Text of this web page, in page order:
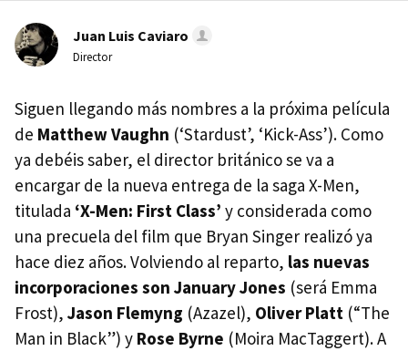
Juan Luis Caviaro
Director
Siguen llegando más nombres a la próxima película
de Matthew Vaughn (‘Stardust’, ‘Kick-Ass’). Como
ya debéis saber, el director británico se va a
encargar de la nueva entrega de la saga X-Men,
titulada ‘X-Men: First Class’ y considerada como
una precuela del film que Bryan Singer realizó ya
hace diez años. Volviendo al reparto, las nuevas
incorporaciones son January Jones (será Emma
Frost), Jason Flemyng (Azazel), Oliver Platt (“The
Man in Black”) y Rose Byrne (Moira MacTaggert). A